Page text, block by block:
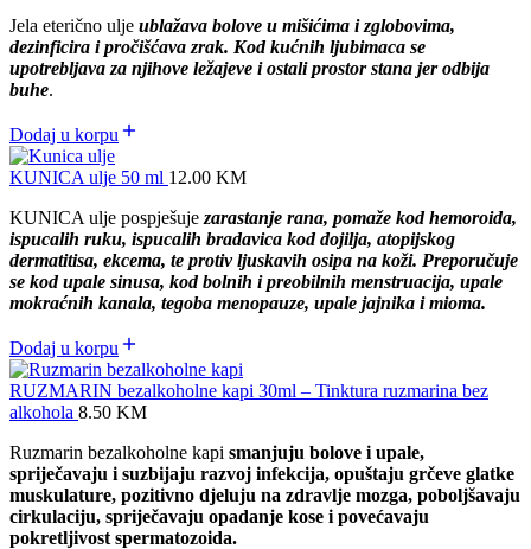
Jela eterično ulje ublažava bolove u mišićima i zglobovima,
dezinficira i pročišćava zrak. Kod kućnih ljubimaca se
upotrebljava za njihove ležajeve i ostali prostor stana jer odbija
buhe.
Dodaj u korpu
KUNICA ulje 50 ml 12.00 KM
KUNICA ulje pospješuje zarastanje rana, pomaže kod hemoroida,
ispucalih ruku, ispucalih bradavica kod dojilja, atopijskog
dermatitisa, ekcema, te protiv ljuskavih osipa na koži. Preporučuje
se kod upale sinusa, kod bolnih i preobilnih menstruacija, upale
mokraćnih kanala, tegoba menopauze, upale jajnika i mioma.
Dodaj u korpu
RUZMARIN bezalkoholne kapi 30ml – Tinktura ruzmarina bez
alkohola 8.50 KM
Ruzmarin bezalkoholne kapi smanjuju bolove i upale,
spriječavaju i suzbijaju razvoj infekcija, opuštaju grčeve glatke
muskulature, pozitivno djeluju na zdravlje mozga, poboljšavaju
cirkulaciju, spriječavaju opadanje kose i povećavaju
pokretljivost spermatozoida.